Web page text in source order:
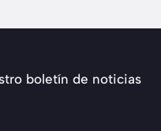
boletín de noticias